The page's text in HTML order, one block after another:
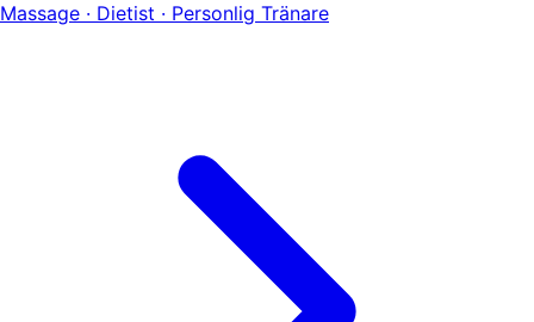
Massage · Dietist · Personlig Tränare